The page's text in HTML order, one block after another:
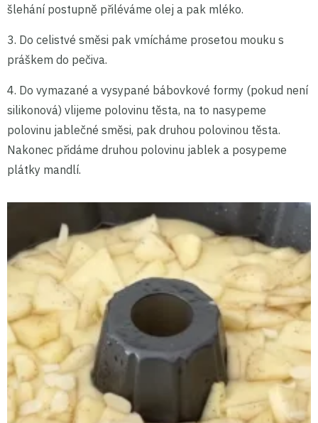
šlehání postupně přiléváme olej a pak mléko.
3. Do celistvé směsi pak vmícháme prosetou mouku s
práškem do pečiva.
4. Do vymazané a vysypané bábovkové formy (pokud není
silikonová) vlijeme polovinu těsta, na to nasypeme
polovinu jablečné směsi, pak druhou polovinou těsta.
Nakonec přidáme druhou polovinu jablek a posypeme
plátky mandlí.